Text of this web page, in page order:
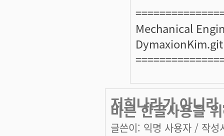
Mechanical
저희나라가 아니
바른 한글사용을
글쓴이: 익명 사용자 / 작성